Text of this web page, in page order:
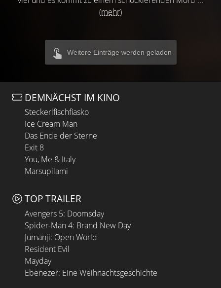
(mehr)
Weitere Einträge werden geladen
DEMNÄCHST IM KINO
Steckerlfischfiasko
Ice Cream Man
Das Ende der Sterne
Exit 8
You, Me & Italy
Marsupilami
TOP TRAILER
Avengers 5: Doomsday
Spider-Man 4: Brand New Day
Jumanji: Open World
Resident Evil
Mayday
Ebenezer: Eine Weihnachtsgeschichte